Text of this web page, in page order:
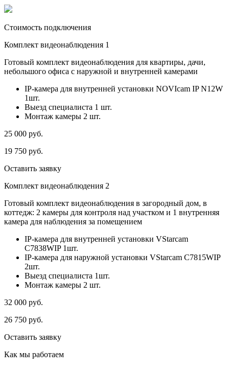
Стоимость подключения
Комплект видеонаблюдения 1
Готовый комплект видеонаблюдения для квартиры, дачи,
небольшого офиса с наружной и внутренней камерами
IP-камера для внутренней установки NOVIcam IP N12W
1шт.
Выезд специалиста 1 шт.
Монтаж камеры 2 шт.
25 000 руб.
19 750 руб.
Оставить заявку
Комплект видеонаблюдения 2
Готовый комплект видеонаблюдения в загородный дом, в
коттедж: 2 камеры для контроля над участком и 1 внутренняя
камера для наблюдения за помещением
IP-камера для внутренней установки VStarcam
C7838WIP 1шт.
IP-камера для наружной установки VStarcam C7815WIP
2шт.
Выезд специалиста 1шт.
Монтаж камеры 2 шт.
32 000 руб.
26 750 руб.
Оставить заявку
Как мы работаем